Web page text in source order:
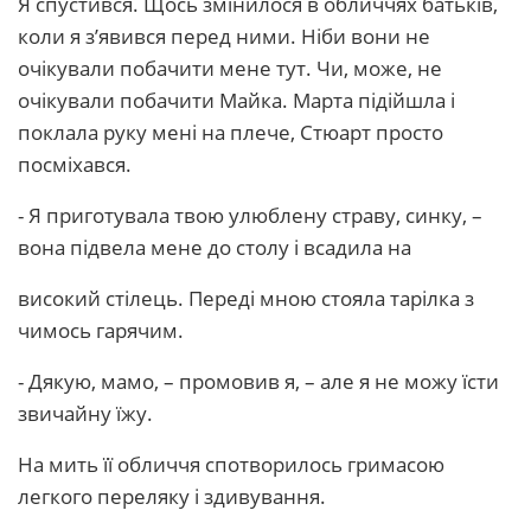
коли я з’явився перед ними. Ніби вони не
очікували побачити мене тут. Чи, може, не
очікували побачити Майка. Марта підійшла і
поклала руку мені на плече, Стюарт просто
посміхався.
- Я приготувала твою улюблену страву, синку, –
вона підвела мене до столу і всадила на
високий стілець. Переді мною стояла тарілка з
чимось гарячим.
- Дякую, мамо, – промовив я, – але я не можу їсти
звичайну їжу.
На мить її обличчя спотворилось гримасою
легкого переляку і здивування.